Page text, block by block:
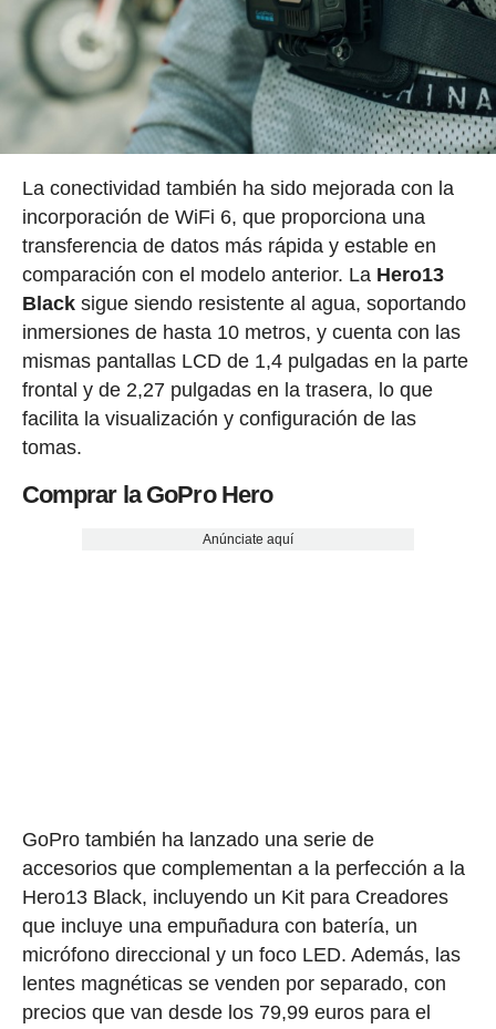
La conectividad también ha sido mejorada con la
incorporación de WiFi 6, que proporciona una
transferencia de datos más rápida y estable en
comparación con el modelo anterior. La Hero13
Blacksigue siendo resistente al agua, soportando
inmersiones de hasta 10 metros, y cuenta con las
mismas pantallas LCD de 1,4 pulgadas en la parte
frontal y de 2,27 pulgadas en la trasera, lo que
facilita la visualización y configuración de las
tomas.
Comprar la GoPro Hero
Anúnciate aquí
GoPro también ha lanzado una serie de
accesorios que complementan a la perfección a la
Hero13 Black, incluyendo un Kit para Creadores
que incluye una empuñadura con batería, un
micrófono direccional y un foco LED. Además, las
lentes magnéticas se venden por separado, con
precios que van desde los 79,99 euros para el